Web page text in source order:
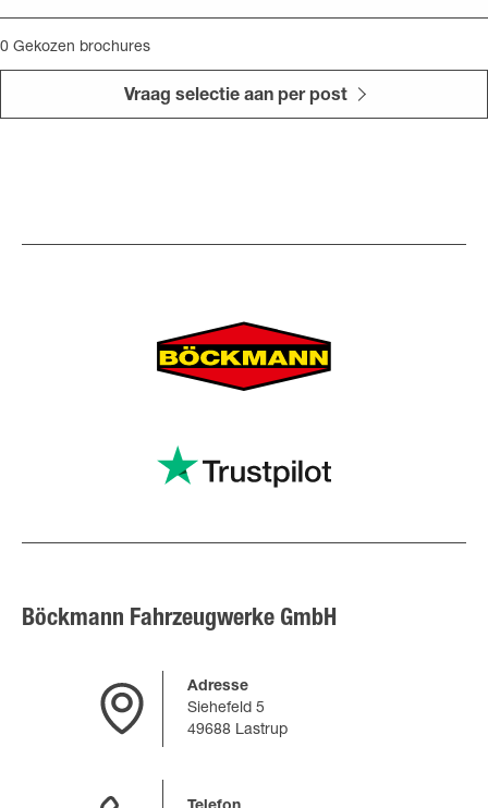
0 Gekozen brochures
Vraag selectie aan per post
Böckmann Fahrzeugwerke GmbH
Adresse
Siehefeld 5
49688 Lastrup